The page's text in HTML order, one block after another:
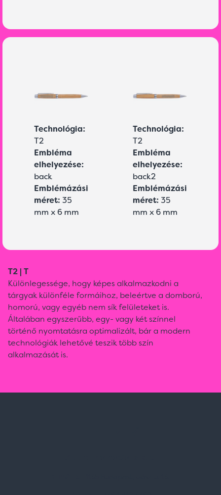
Technológia:
T2
Embléma
elhelyezése:
back
Emblémázási
méret: 35
mm x 6 mm
Technológia:
T2
Embléma
elhelyezése:
back2
Emblémázási
méret: 35
mm x 6 mm
T2 | T
Különlegessége, hogy képes alkalmazkodni a
tárgyak különféle formáihoz, beleértve a domború,
homorú, vagy egyéb nem sík felületeket is.
Általában egyszerűbb, egy- vagy két színnel
történő nyomtatásra optimalizált, bár a modern
technológiák lehetővé teszik több szín
alkalmazását is.